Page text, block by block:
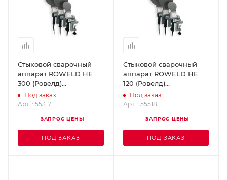
Стыковой сварочный
аппарат ROWELD HE
300 (Ровелд)
ROTHENBERGER 55317
Под заказ
Арт. : 55317
ЗАПРОС ЦЕНЫ
ПОД ЗАКАЗ
Стыковой сварочный
аппарат ROWELD HE
120 (Ровелд)
ROTHENBERGER 55518
Под заказ
Арт. : 55518
ЗАПРОС ЦЕНЫ
ПОД ЗАКАЗ